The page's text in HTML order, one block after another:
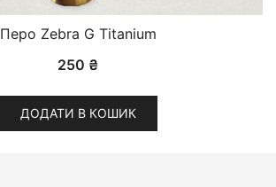
Перо Zebra G Titanium
250 ₴
ДОДАТИ В КОШИК